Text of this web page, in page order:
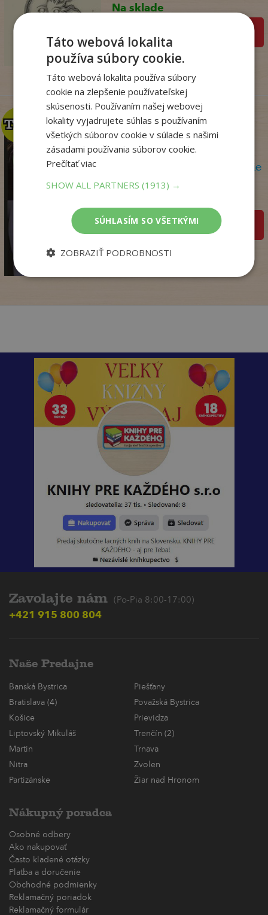
19 €
Na sklade
TOP
TOP
Olej a mramor, 2. vydanie
pridať do košíka
Zavolajte nám (Po-Pia 8:00-17:00)
+421 915 800 804
Naše Predajne
Banská Bystrica
Piešťany
Bratislava (4)
Považská Bystrica
Košice
Prievidza
Liptovský Mikuláš
Trenčín (2)
Martin
Trnava
Nitra
Zvolen
Partizánske
Žiar nad Hronom
Nákupný poradca
Osobné odbery
Ako nakupovať
Často kladené otázky
Platba a doručenie
Obchodné podmienky
Reklamačný poriadok
Reklamačný formulár
Táto webová lokalita
používa súbory cookie.
Táto webová lokalita používa súbory
cookie na zlepšenie používateľskej
skúsenosti. Používaním našej webovej
lokality vyjadrujete súhlas s používaním
všetkých súborov cookie v súlade s našimi
zásadami používania súborov cookie.
Prečítať viac
SHOW ALL PARTNERS(1913) →
SÚHLASÍM SO VŠETKÝMI
ZOBRAZIŤ PODROBNOSTI